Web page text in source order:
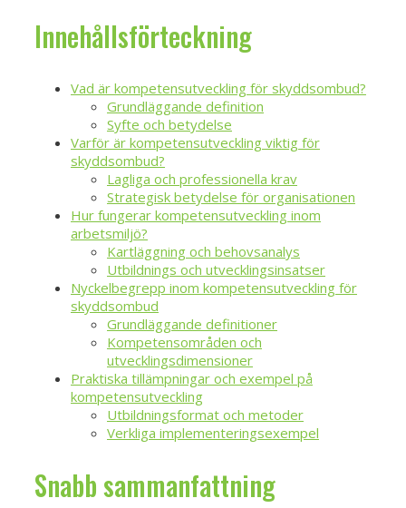
Innehållsförteckning
Vad är kompetensutveckling för skyddsombud?
Grundläggande definition
Syfte och betydelse
Varför är kompetensutveckling viktig för
skyddsombud?
Lagliga och professionella krav
Strategisk betydelse för organisationen
Hur fungerar kompetensutveckling inom
arbetsmiljö?
Kartläggning och behovsanalys
Utbildnings och utvecklingsinsatser
Nyckelbegrepp inom kompetensutveckling för
skyddsombud
Grundläggande definitioner
Kompetensområden och
utvecklingsdimensioner
Praktiska tillämpningar och exempel på
kompetensutveckling
Utbildningsformat och metoder
Verkliga implementeringsexempel
Snabb sammanfattning